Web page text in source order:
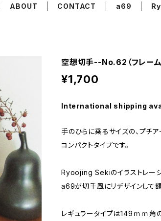
ABOUT CONTACT a69
空想切手--No.62（フレーム
¥1,700
International shipping
手のひらに乗るサイズの、プチ
コンパクトタイプです。
Ryoojing Sekiのイラストレー
a69が切手風にリデザインして額
レギュラータイプは149ｍｍ角